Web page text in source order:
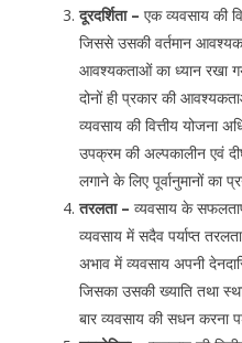
दूरदर्शिता – एक व्यवसाय की
जिससे उसकी वर्तमान
आवश्यकताओं का ध्यान रखा
दोनों ही प्रकार की
व्यवसाय की वित्तीय योजना
उपक्रम की अल्पकालीन एवं
लगाने के लिए पूर्वानुमानों का
तरलता – व्यवसाय के
व्यवसाय में सदैव पर्याप्त
अभाव में व्यवसाय अपनी
जिसका उसकी ख्याति तथा
बार व्यवसाय की सधन करना